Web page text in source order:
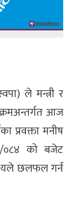
ले मन्त्री र
आज
प्रवक्ता मनीष
०८४ को बजेट
छलफल गर्न